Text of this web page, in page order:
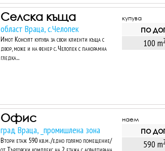
Селска къща
област Враца, с.Челопек
Имот Консулт купува за свои клиенти къща с
двор, може и на фенер с. Челопек с панорамна
гледка...
купува
по
100 m
Офис
град Враца, _промишлена зона
Втори етаж 590 кв.м. /едно голямо помещение/
наем
по
590 m